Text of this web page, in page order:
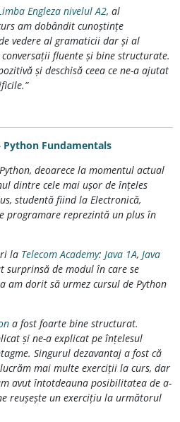
Engleza nivelul A2, al
am dobândit cunoștințe
vedere al gramaticii dar și al
fluente și bine structurate.
și deschisă ceea ce ne-a ajutat
Python Fundamentals
deoarece la momentul actual
dintre cele mai ușor de înțeles
studentă fiind la Electronică,
programare reprezintă un plus în
la Telecom Academy: Java 1A, Java
surprinsă de modul în care se
am dorit să urmez cursul de Python
a fost foarte bine structurat.
și ne-a explicat pe înțelesul
Singurul dezavantaj a fost că
mai multe exerciții la curs, dar
avut întotdeauna posibilitatea de a-
reușește un exercițiu la următorul